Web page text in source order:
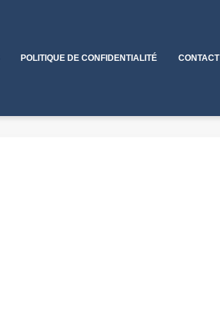
POLITIQUE DE CONFIDENTIALITÉ CONTACT